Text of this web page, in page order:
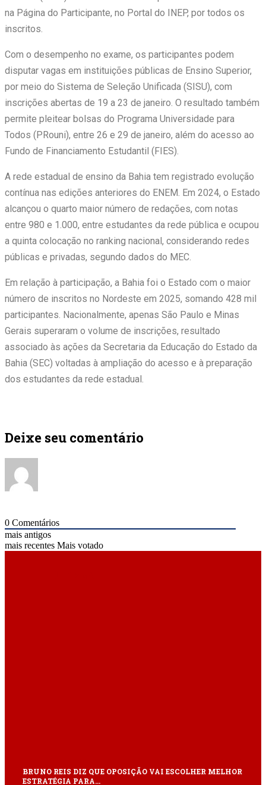
na Página do Participante, no Portal do INEP, por todos os
inscritos.
Com o desempenho no exame, os participantes podem
disputar vagas em instituições públicas de Ensino Superior,
por meio do Sistema de Seleção Unificada (SISU), com
inscrições abertas de 19 a 23 de janeiro. O resultado também
permite pleitear bolsas do Programa Universidade para
Todos (PRouni), entre 26 e 29 de janeiro, além do acesso ao
Fundo de Financiamento Estudantil (FIES).
A rede estadual de ensino da Bahia tem registrado evolução
contínua nas edições anteriores do ENEM. Em 2024, o Estado
alcançou o quarto maior número de redações, com notas
entre 980 e 1.000, entre estudantes da rede pública e ocupou
a quinta colocação no ranking nacional, considerando redes
públicas e privadas, segundo dados do MEC.
Em relação à participação, a Bahia foi o Estado com o maior
número de inscritos no Nordeste em 2025, somando 428 mil
participantes. Nacionalmente, apenas São Paulo e Minas
Gerais superaram o volume de inscrições, resultado
associado às ações da Secretaria da Educação do Estado da
Bahia (SEC) voltadas à ampliação do acesso e à preparação
dos estudantes da rede estadual.
Deixe seu comentário
0 Comentários
mais antigos
mais recentes Mais votado
BRUNO REIS DIZ QUE OPOSIÇÃO VAI ESCOLHER MELHOR
ESTRATÉGIA PARA…